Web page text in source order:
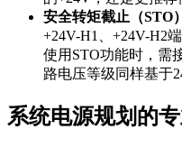
安全转矩截止（STO
+24V-H1、+24V-H2
使用STO功能时，需
路电压等级同样基于
系统电源规划的